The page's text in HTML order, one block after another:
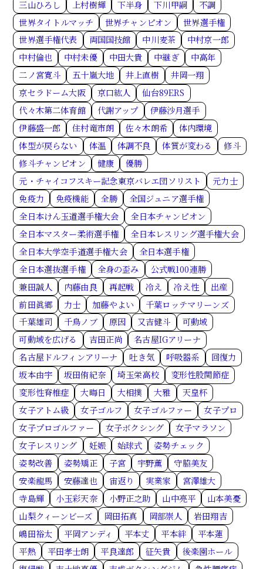
三山ひろし 上村樹輝 下半身 下川甲嗣
不調
世界タイトルマッチ
世界チャンピオン
世界選手権
世界選手権代表
両国国技館 中川麦茶
中村京一郎
中村倫也
中村未優 中田大貴 中継ぎ
中高年
二ノ宮寛斗
五十嵐大地 井上直樹
井岡一翔
京セラドーム大阪
京口紘人
仙台89ERS
代々木第二体育館
代謝アップ
伊藤沙月選手
伊藤盛一郎
住村竜市朗 佐々木朗希
体内環境
体型が戻らない
体温 体調不良 体質が変わる
修斗
修斗チャンピオン
健康
優勝
元・チャイコフスキー記念東京バレエ団ソリスト
元力士
免疫力
免疫機能 全勝
全国ジュニア選手権
全日本けん玉道選手権大会
全日本チャンピオン
全日本マスター柔術選手権
全日本レスリング選手権大会
全日本大学空手道選手権大会
全日本選手権
全日本選抜選手権
全身の歪み
公式戦100連勝
兼田誠人
内藤由良 再起戦 冷え 冷え性
出産
前田眞郷
力士 加藤やよい
千葉ロッテマリーンズ
千葉雄司
千鳥ノブ 原因 又吉健斗
可動域
可動域を広げる
吉田正尚
名古屋IGアリーナ
名古屋ドルフィンアリーナ
吐き気 呼吸器系
回復力
坂本由宇
坂田侑紀奈 埼玉栄高校
変形性股関節症
変形性脊椎症
大晦日 大相撲 大雅
天皇杯
女子アトム級
女子ゴルフ 女子ゴルファー
女子プロ
女子プロゴルファー
女子ボクシング
女子マラソン
女子レスリング
妊娠 始球式
姿勢チェック
姿勢改善
姿勢矯正 子宮 宇野薫
守脇美友
安楽龍馬
安藤達也 宙返り 実業家
宮澤雄大
寺島輝
小玉彩天奈 小野正之助 山中亮平
山本美憂
山梨クィーンビーズ
岡田拓真 岡部崇人
岩田翔吉
嶋田裕太
平岡アンディ 平本丈 平本絆
平本蓮
平熱
平田孝士朗 平良達郎 征矢貴
後楽園ホール